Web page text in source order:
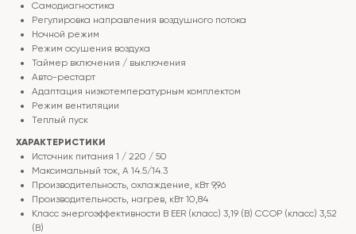
Самодиагностика
Регулировка направления воздушного потока
Ночной режим
Режим осушения воздуха
Таймер включения / выключения
Авто-рестарт
Адаптация низкотемпературным комплектом
Режим вентиляции
Теплый пуск
ХАРАКТЕРИСТИКИ
Источник питания 1 / 220 / 50
Максимальный ток, А 14.5/14.3
Производительность, охлаждение, кВт 9,96
Производительность, нагрев, кВт 10,84
Класс энергоэффективности B EER (класс) 3,19 (B) СCOP (класс) 3,52
(B)